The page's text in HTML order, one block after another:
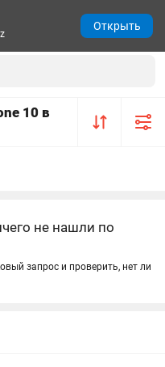
10 в
не нашли по
запрос и проверить, нет ли
Открыть